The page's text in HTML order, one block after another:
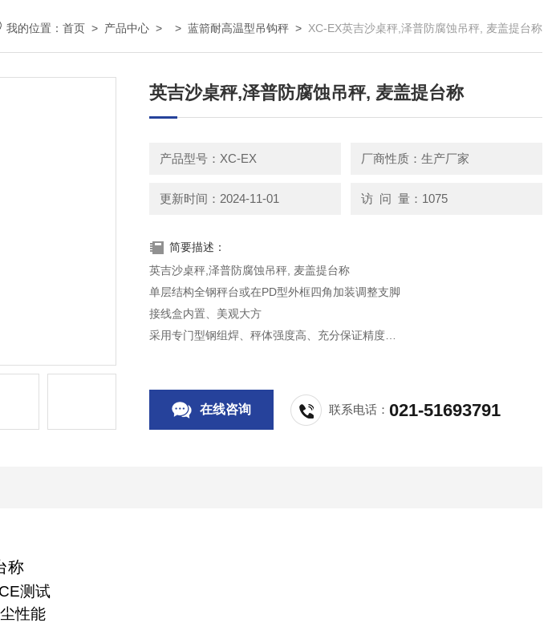
我的位置： 首页 > 产品中心 > > 蓝箭耐高温型吊钩秤 > XC-EX英吉沙桌秤,泽普防腐蚀吊秤, 麦盖提台称
英吉沙桌秤,泽普防腐蚀吊秤, 麦盖提台称
产品型号：XC-EX 厂商性质：生产厂家
更新时间：2024-11-01 访 问 量：1075
简要描述：
英吉沙桌秤,泽普防腐蚀吊秤, 麦盖提台称
单层结构全钢秤台或在PD型外框四角加装调整支脚
接线盒内置、美观大方
采用专门型钢组焊、秤体强度高、充分保证精度
可选用全不锈钢材质，经抛光、拉丝处理制作。
在线咨询 联系电话：021-51693791
称
CE测试
性能